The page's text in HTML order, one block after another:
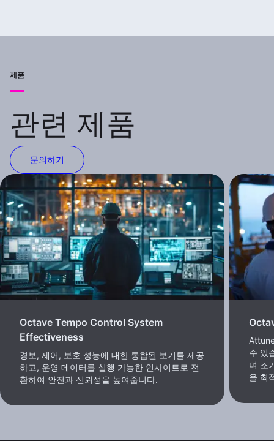
제품
관련 제품
문의하기
Octave Tempo Control System
Effectiveness
경보, 제어, 보호 성능에 대한 통합된 보기를 제공
하고, 운영 데이터를 실행 가능한 인사이트로 전
환하여 안전과 신뢰성을 높여줍니다.
수 있
며 조
을 최